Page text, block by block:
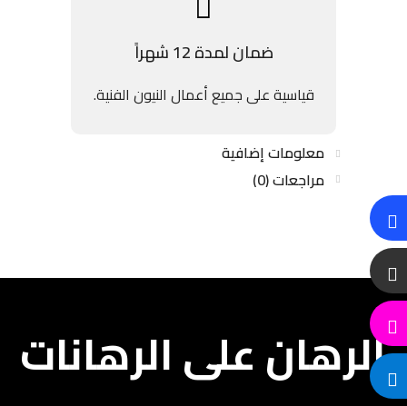
ضمان لمدة 12 شهراً
قياسية على جميع أعمال النيون الفنية.
معلومات إضافية
مراجعات (0)
الرهان على الرهانات